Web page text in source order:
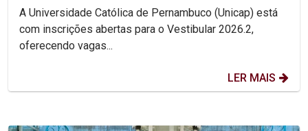
A Universidade Católica de Pernambuco (Unicap) está
com inscrições abertas para o Vestibular 2026.2,
oferecendo vagas...
LER MAIS